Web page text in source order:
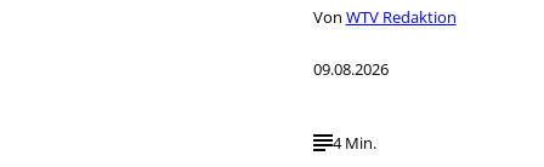
Von WTV Redaktion
09.08.2026
4 Min.